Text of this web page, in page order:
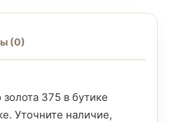
(0)
375 в бутике
Уточните наличие,